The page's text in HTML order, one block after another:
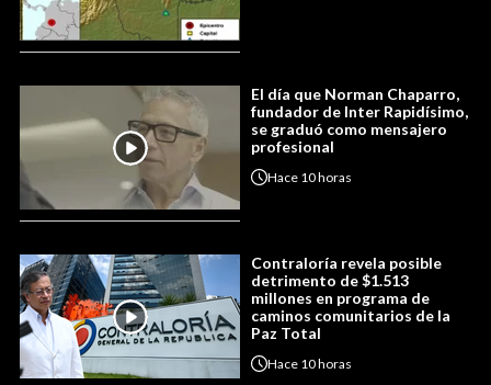
El día que Norman Chaparro,
fundador de Inter Rapidísimo,
se graduó como mensajero
profesional
Hace 10 horas
Contraloría revela posible
detrimento de $1.513
millones en programa de
caminos comunitarios de la
Paz Total
Hace 10 horas